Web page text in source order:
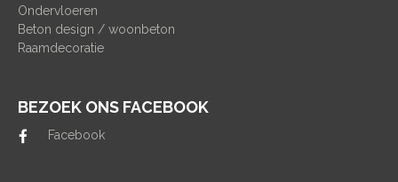
Ondervloeren
Beton design / woonbeton
Raamdecoratie
BEZOEK ONS FACEBOOK
Facebook